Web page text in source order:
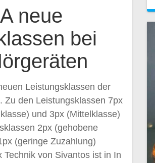
neue
bei
Leistungsklassen der
Zu den Leistungsklassen 7px
und 3px (Mittelklasse)
2px (gehobene
(geringe Zuzahlung)
von Sivantos ist in In